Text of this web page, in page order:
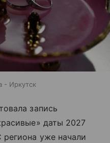
- Иркутск
запись
даты 2027
уже начали